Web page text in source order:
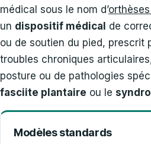
médical sous le nom d’
un dispositif médical de
ou de soutien du pied, prescrit
troubles chroniques
posture ou de pathologies
fasciite plantaire ou le
Modèles standards